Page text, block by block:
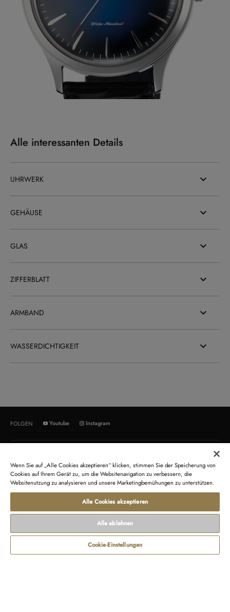
Alle interessanten Details
UHRWERK
GEHÄUSE
GLAS
ZIFFERBLATT
ARMBAND
WASSERDICHTIGKEIT
FOLGEN Youtube Instagram
Orient Star
Orient
Kontakt
Rücksendung
Wenn Sie auf „Alle Cookies akzeptieren“ klicken, stimmen Sie der Speicherung von
Cookies auf Ihrem Gerät zu, um die Websitenavigation zu verbessern, die
Websitenutzung zu analysieren und unsere Marketingbemühungen zu unterstützen.
Alle Cookies akzeptieren
Alle ablehnen
Cookie-Einstellungen